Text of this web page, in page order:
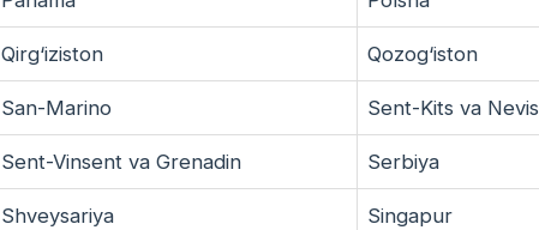
Qirg‘iziston Qozog‘iston
San-Marino Sent-Kits va Nevis
Sent-Vinsent va Grenadin Serbiya
Shveysariya Singapur